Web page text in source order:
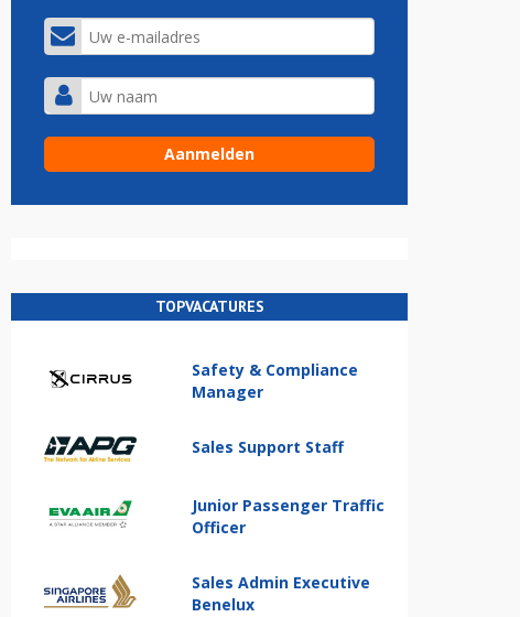
TOPVACATURES
Safety & Compliance
Manager
Sales Support Staff
Junior Passenger Traffic
Officer
Sales Admin Executive
Benelux